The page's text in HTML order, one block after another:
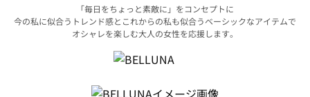
「毎日をちょっと素敵に」をコンセプトに
今の私に似合うトレンド感とこれからの私も似合うベーシックなアイテムで
オシャレを楽しむ大人の女性を応援します。